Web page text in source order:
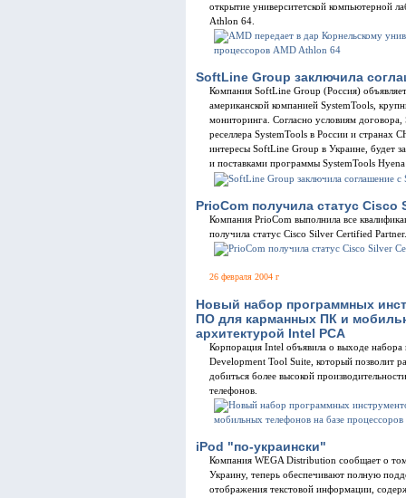
открытие университетской компьютерной
Athlon 64.
SoftLine Group заключила
Компания SoftLine Group (Россия)
американской компанией SystemTools,
мониторинга. Согласно условиям
реселлера SystemTools в России и
интересы SoftLine Group в Украине, будет
и поставками программы SystemTools
PrioCom получила статус Cisco
Компания PrioCom выполнила все
получила статус Cisco Silver Certified Partner.
26 февраля 2004 г
Новый набор программных
ПО для карманных ПК и
архитектурой Intel PCA
Корпорация Intel объявила о выходе
Development Tool Suite, который позволит
добиться более высокой
телефонов.
iPod "по-украински"
Компания WEGA Distribution сообщает о
Украину, теперь обеспечивают полную
отображения текстовой информации,